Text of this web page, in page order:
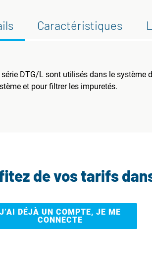
Caractéristiques
DTG/L sont utilisés dans le
et pour filtrer les impuretés.
de vos tarifs
J’AI DÉJÀ UN COMPTE, JE ME
CONNECTE